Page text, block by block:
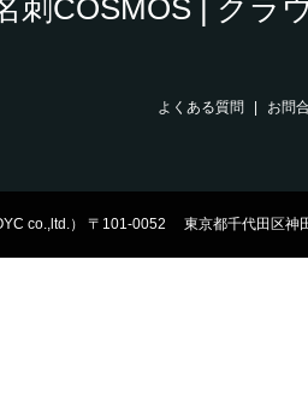
刺COSMOS | クラ
よくある質問 お問
co.,ltd.） 〒101-0052 東京都千代田区神